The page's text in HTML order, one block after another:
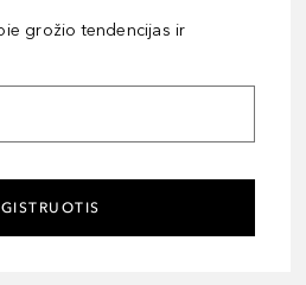
grožio tendencijas ir